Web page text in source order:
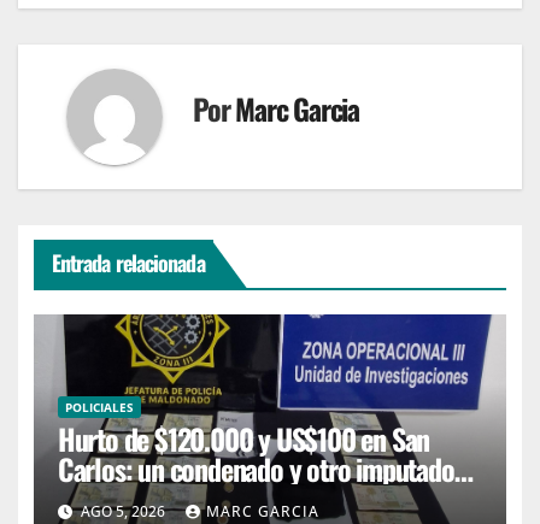
PorMarc Garcia
Entrada relacionada
POLICIALES
Hurto de $120.000 y US$100 en San
Carlos: un condenado y otro imputado
con prisión preventiva
AGO 5, 2026 MARC GARCIA